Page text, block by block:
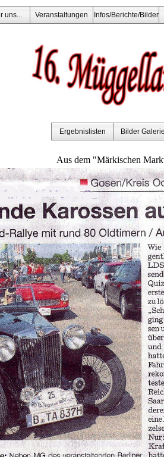
uns... Veranstaltungen Infos/Berichte/Bilder
Ergebnislisten Bilder
Aus dem "Märkischen